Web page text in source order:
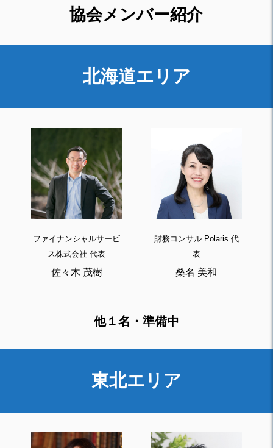
協会メンバー紹介
北海道エリア
ファイナンシャルサービ
ス株式会社 代表
佐々木 茂樹
財務コンサル Polaris 代
表
桑名 美和
他１名・準備中
東北エリア